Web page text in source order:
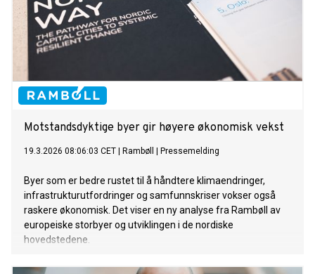
Motstandsdyktige byer gir høyere økonomisk vekst
19.3.2026 08:06:03 CET Rambøll Pressemelding
Byer som er bedre rustet til å håndtere klimaendringer,
infrastrukturutfordringer og samfunnskriser vokser også
raskere økonomisk. Det viser en ny analyse fra Rambøll av
europeiske storbyer og utviklingen i de nordiske
hovedstedene.